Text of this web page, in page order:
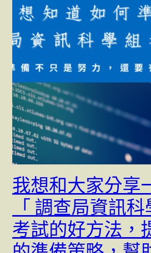
我想和大家分享
「 調查局資訊科
考試的好方法，